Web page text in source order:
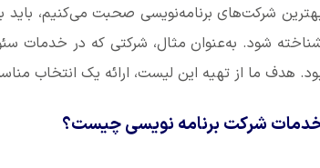
شرکت‌های برنامه‌نویسی صحبت می‌کنیم،
شود. به‌عنوان مثال، شرکتی که در خدمات
هدف ما از تهیه این لیست، ارائه یک انتخاب
شرکت برنامه نویسی چیست؟